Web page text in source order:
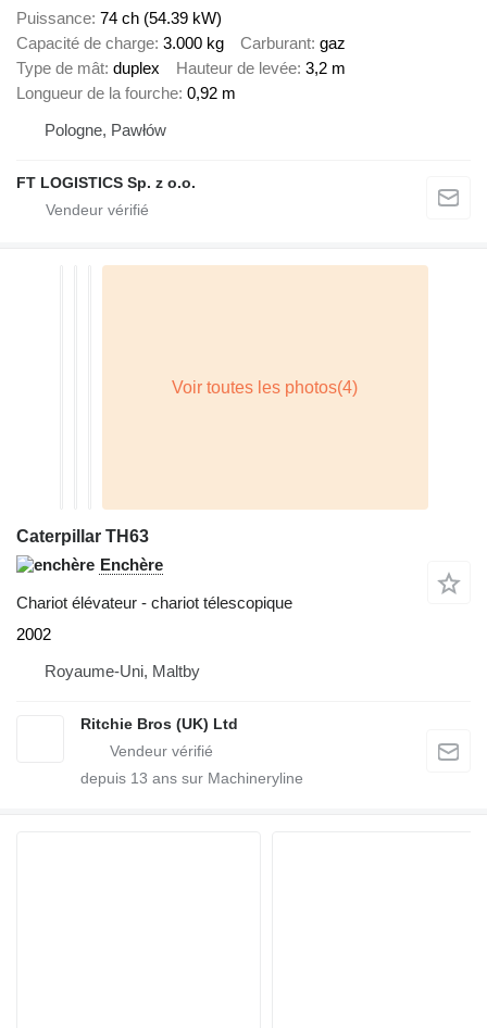
Puissance 74 ch (54.39 kW)
Capacité de charge 3.000 kg Carburant gaz
Type de mât duplex Hauteur de levée 3,2 m
Longueur de la fourche 0,92 m
Pologne, Pawłów
FT LOGISTICS Sp. z o.o.
Caterpillar TH63
Enchère
Chariot élévateur - chariot télescopique
2002
Royaume-Uni, Maltby
Ritchie Bros (UK) Ltd
depuis 13 ans sur Machineryline